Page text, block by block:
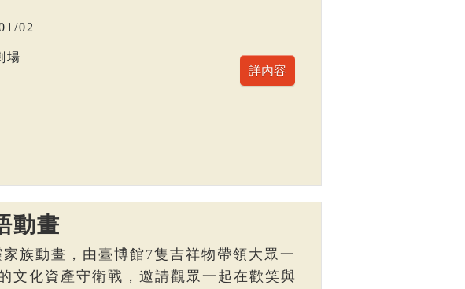
02
場
動畫
族動畫，由臺博館7隻吉祥物帶領大眾一
文化資產守衛戰，邀請觀眾一起在歡笑與